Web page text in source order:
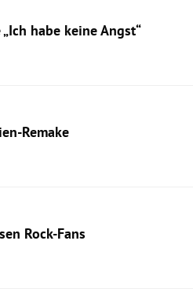
habe keine Angst“
Remake
Rock-Fans